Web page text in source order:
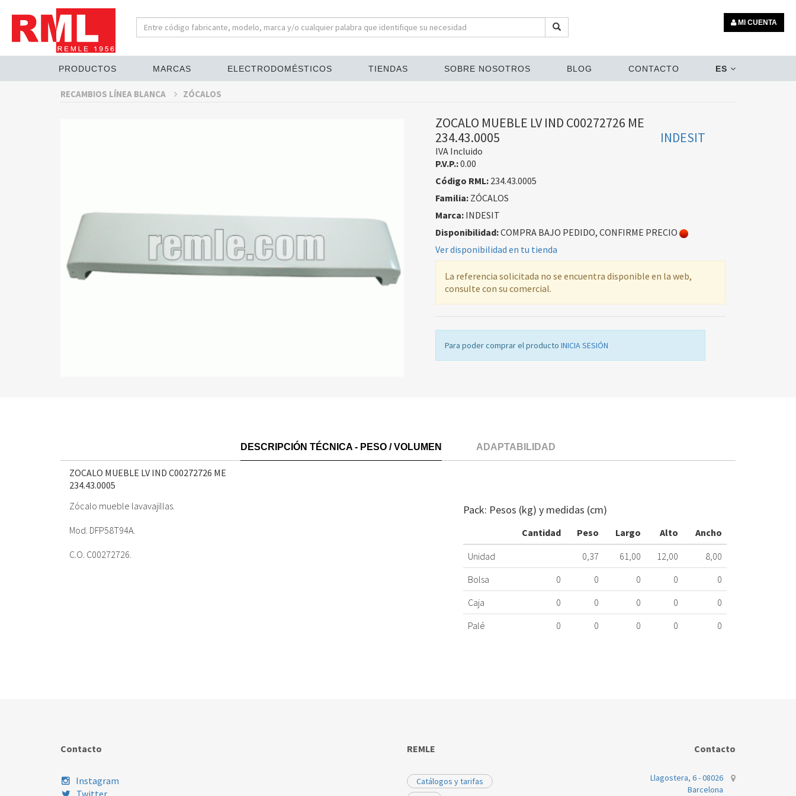
MI CUENTA
PRODUCTOS MARCAS ELECTRODOMÉSTICOS TIENDAS SOBRE NOSOTROS BLOG CONTACTO ES
RECAMBIOS LÍNEA BLANCA ZÓCALOS
ZOCALO MUEBLE LV IND C00272726 ME
234.43.0005
INDESIT
IVA Incluido
P.V.P.:0.00
Código RML:234.43.0005
Familia:ZÓCALOS
Marca:INDESIT
Disponibilidad:COMPRA BAJO PEDIDO, CONFIRME PRECIO
Ver disponibilidad en tu tienda
La referencia solicitada no se encuentra disponible en la web,
consulte con su comercial.
Para poder comprar el producto INICIA SESIÓN
DESCRIPCIÓN TÉCNICA - PESO / VOLUMEN ADAPTABILIDAD
ZOCALO MUEBLE LV IND C00272726 ME
234.43.0005
Zócalo mueble lavavajillas.
Mod. DFP58T94A.
C.O. C00272726.
Pack: Pesos (kg) y medidas (cm)
Cantidad Peso Largo Alto
Ancho
Unidad
0,37 61,00 12,00
8,00
Bolsa
0 0 0 0
0
Caja
0 0 0 0
0
Palé
0 0 0 0 0
Contacto
Instagram
Twitter
REMLE
Catálogos y tarifas
Contacto
Llagostera, 6 - 08026
Barcelona